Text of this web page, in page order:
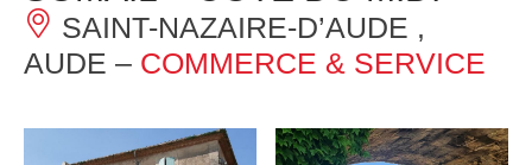
SAINT-NAZAIRE-D’AUDE ,
AUDE – COMMERCE & SERVICE